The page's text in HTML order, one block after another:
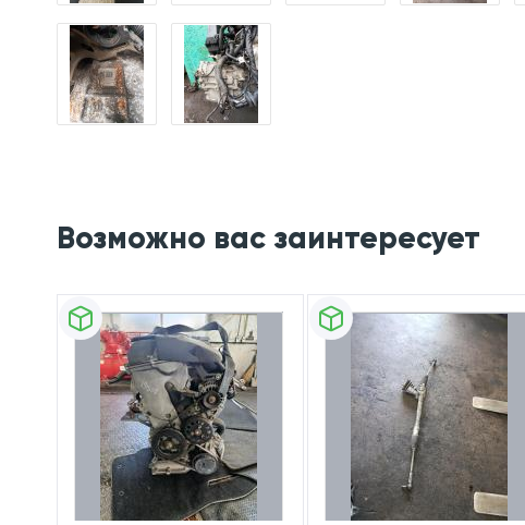
Возможно вас заинтересует